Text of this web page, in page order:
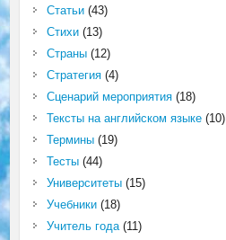
Статьи(43)
Стихи(13)
Страны(12)
Стратегия(4)
Сценарий мероприятия(18)
Тексты на английском языке(10)
Термины(19)
Тесты(44)
Университеты(15)
Учебники(18)
Учитель года(11)